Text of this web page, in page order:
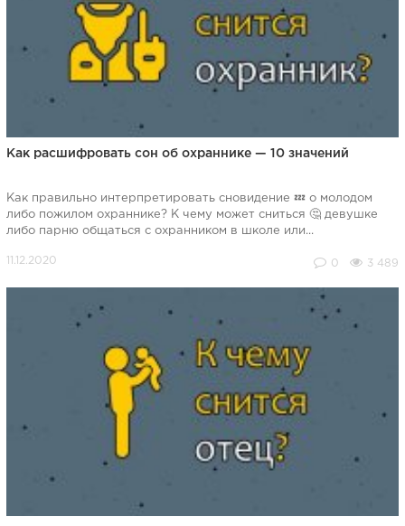
Как расшифровать сон об охраннике — 10 значений
Как правильно интерпретировать сновидение 💤 о молодом
либо пожилом охраннике? К чему может сниться 🤔 девушке
либо парню общаться с охранником в школе или...
0 3 489